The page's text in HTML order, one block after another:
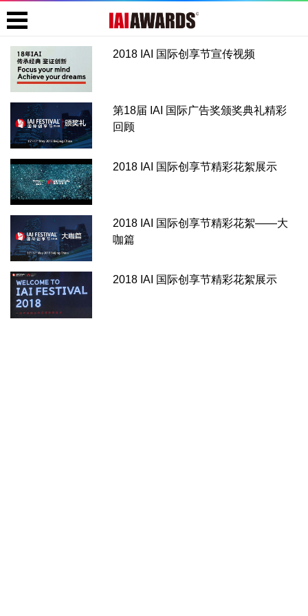
2018 IAI 国际创享节宣传视频
第18届 IAI 国际广告奖颁奖典礼精彩
回顾
2018 IAI 国际创享节精彩花絮展示
2018 IAI 国际创享节精彩花絮——大
咖篇
2018 IAI 国际创享节精彩花絮展示